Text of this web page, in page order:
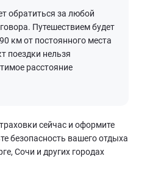
обратиться за любой
Путешествием будет
км от постоянного места
поездки нельзя
расстояние
сейчас и оформите
безопасность вашего отдыха
Сочи и других городах